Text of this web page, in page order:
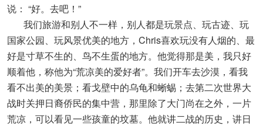
说： “好。去吧！”
我们旅游和别人不一样，别人都是玩景点、玩古迹、玩
国家公园、玩风景优美的地方，Chris喜欢玩没有人烟的、最
好是寸草不生的、鸟不生蛋的地方。他觉得那是美，我只好
顺着他，称他为“荒凉美的爱好者”。我们开车去沙漠，看我
看不出美的美景；看戈壁中的乌龟和蜥蜴；去第二次世界大
战时关押日裔侨民的集中营，那里除了大门尚在之外，一片
荒凉，可以看见一些孩童的坟墓。他就讲二战的历史，讲日